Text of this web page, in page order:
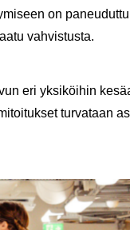
on
vah­vis­tus­ta.
eri yk­si­köi­hin
tur­va­taan